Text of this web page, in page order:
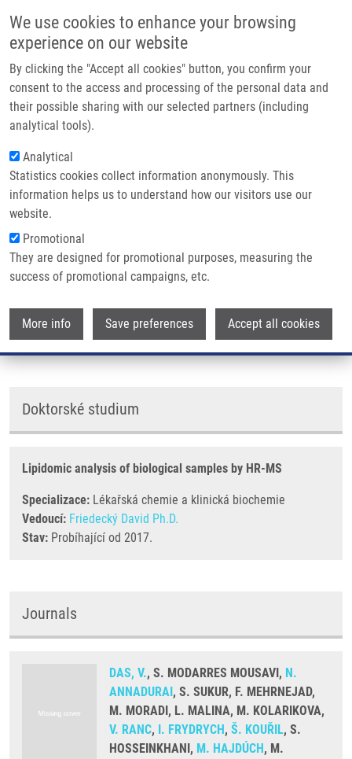
We use cookies to enhance your browsing
experience on our website
By clicking the "Accept all cookies" button, you confirm your
consent to the access and processing of the personal data and
their possible sharing with our selected partners (including
analytical tools).
Analytical
Statistics cookies collect information anonymously. This
information helps us to understand how our visitors use our
website.
Promotional
They are designed for promotional purposes, measuring the
success of promotional campaigns, etc.
More info Save preferences Accept all cookies
Main
Domů
Partner institutions
Technologie a služby
Kontakt
Drobečková navigace
Domů Kouřil Štěpán
Kouřil Štěpán
ÚMTM, METABOLOMIKA,
PERSONÁL
Doktorské studium
Lipidomic analysis of biological samples by HR-MS
Specializace: Lékařská chemie a klinická biochemie
Vedoucí: Friedecký David Ph.D.
Stav: Probíhající od 2017.
Journals
DAS, V., S. MODARRES MOUSAVI, N.
ANNADURAI, S. SUKUR, F. MEHRNEJAD,
M. MORADI, L. MALINA, M. KOLARIKOVA,
V. RANC, I. FRYDRYCH, Š. KOUŘIL, S.
HOSSEINKHANI, M. HAJDÚCH, M.